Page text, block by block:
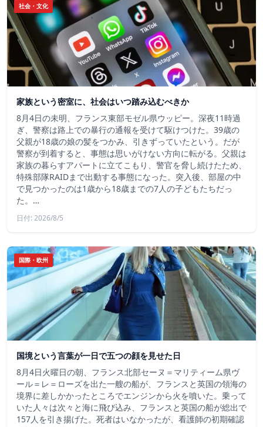
社会・文化
家族という密室に、社会はいつ踏み込むべきか
8月4日の未明、フランス東部モゼル県ウッピー。深夜11時過
ぎ、警察は路上での暴行の通報を受けて駆けつけた。39歳の
父親が18歳の娘の髪をつかみ、引きずっていたという。だが
警察が到着すると、事態は思いがけない方向に転がる。父親は
家族の暮らすアパートに立てこもり、警官を脅し続けたため、
特殊部隊RAIDまで出動する事態になった。突入後、部屋の中
で見つかったのは1歳から18歳までの7人の子どもたちだっ
た。…
日付: 2026/8/5
国際・欧州
国境という言葉が一日で五つの顔を見せた日
8月4日火曜日の朝、フランス北部セーヌ＝マリティーム県ヴ
ール＝レ＝ローズを出た一艘の船が、フランスと英国の領海の
境界に差しかかったところでエンジンから火を噴いた。乗って
いた人々は次々と海に飛び込み、フランスと英国の船が総出で
157人を引き揚げた。死者はいなかったが、看護師の初期確認